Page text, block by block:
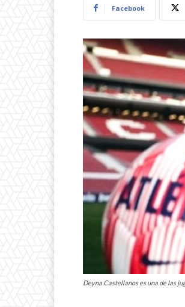
Facebook
Deyna Castellanos es una de las